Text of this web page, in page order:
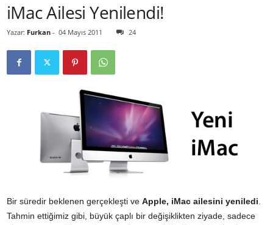
iMac Ailesi Yenilendi!
Yazar: Furkan - 04 Mayıs 2011 24
Bir süredir beklenen gerçekleşti ve Apple, iMac ailesini yeniledi
Tahmin ettiğimiz gibi, büyük çaplı bir değişiklikten ziyade, sadece